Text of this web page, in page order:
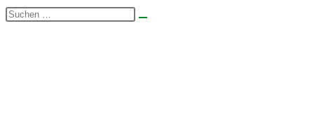
Zum
Diese